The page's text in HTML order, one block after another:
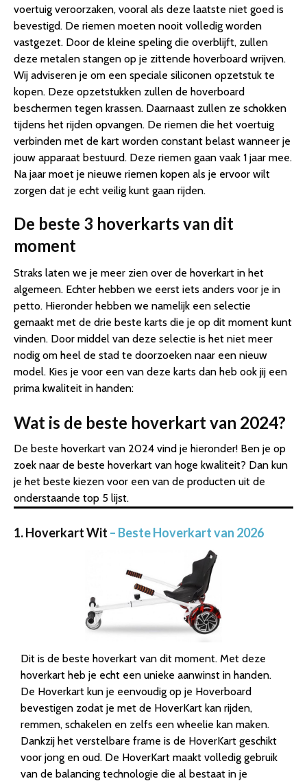
voertuig veroorzaken, vooral als deze laatste niet goed is
bevestigd. De riemen moeten nooit volledig worden
vastgezet. Door de kleine speling die overblijft, zullen
deze metalen stangen op je zittende hoverboard wrijven.
Wij adviseren je om een speciale siliconen opzetstuk te
kopen. Deze opzetstukken zullen de hoverboard
beschermen tegen krassen. Daarnaast zullen ze schokken
tijdens het rijden opvangen. De riemen die het voertuig
verbinden met de kart worden constant belast wanneer je
jouw apparaat bestuurd. Deze riemen gaan vaak 1 jaar mee.
Na jaar moet je nieuwe riemen kopen als je ervoor wilt
zorgen dat je echt veilig kunt gaan rijden.
De beste 3 hoverkarts van dit
moment
Straks laten we je meer zien over de hoverkart in het
algemeen. Echter hebben we eerst iets anders voor je in
petto. Hieronder hebben we namelijk een selectie
gemaakt met de drie beste karts die je op dit moment kunt
vinden. Door middel van deze selectie is het niet meer
nodig om heel de stad te doorzoeken naar een nieuw
model. Kies je voor een van deze karts dan heb ook jij een
prima kwaliteit in handen:
Wat is de beste hoverkart van 2024?
De beste hoverkart van 2024 vind je hieronder! Ben je op
zoek naar de beste hoverkart van hoge kwaliteit? Dan kun
je het beste kiezen voor een van de producten uit de
onderstaande top 5 lijst.
1. Hoverkart Wit – Beste Hoverkart van 2026
Dit is de beste hoverkart van dit moment. Met deze
hoverkart heb je echt een unieke aanwinst in handen.
De Hoverkart kun je eenvoudig op je Hoverboard
bevestigen zodat je met de HoverKart kan rijden,
remmen, schakelen en zelfs een wheelie kan maken.
Dankzij het verstelbare frame is de HoverKart geschikt
voor jong en oud. De HoverKart maakt volledig gebruik
van de balancing technologie die al bestaat in je